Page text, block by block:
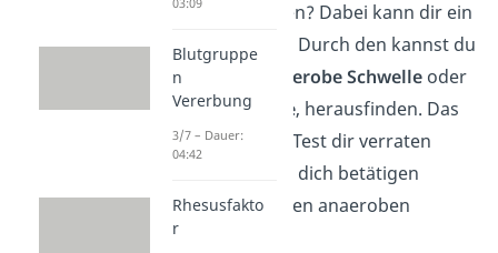
Muskeln vermeiden? Dabei kann dir ein
Laktat-Test helfen. Durch den kannst du
nämlich deine
anaerobe Schwelle oder
auch ‚steady state‚ herausfinden. Das
bedeutet, das der Test dir verraten
kann, wie stark du dich betätigen
kannst, bis du in den anaeroben
Bereich kommst.
Blutgruppe
n
Vererbung
3/7 – Dauer:
04:42
Rhesusfakto
r